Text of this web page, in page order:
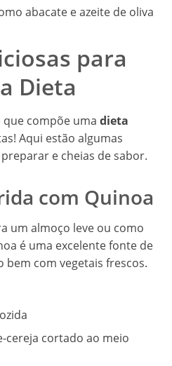
abacate e azeite de oliva
para
Dieta
compõe uma dieta
Aqui estão algumas
e cheias de sabor.
com Quinoa
um almoço leve ou como
é uma excelente fonte de
com vegetais frescos.
cereja cortado ao meio